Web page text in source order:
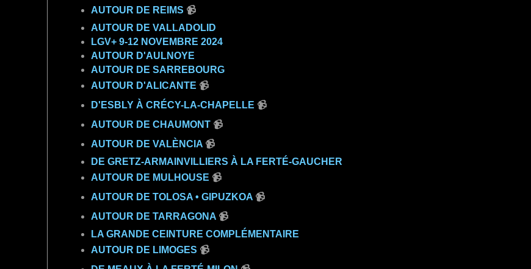
AUTOUR DE REIMS 📹
AUTOUR DE VALLADOLID
LGV+ 9-12 NOVEMBRE 2024
AUTOUR D'AULNOYE
AUTOUR DE SARREBOURG
AUTOUR D'ALICANTE 📹
D'ESBLY À CRÉCY-LA-CHAPELLE 📹
AUTOUR DE CHAUMONT📹
AUTOUR DE VALÈNCIA📹
DE GRETZ-ARMAINVILLIERS À LA FERTÉ-GAUCHER
AUTOUR DE MULHOUSE 📹
AUTOUR DE TOLOSA • GIPUZKOA📹
AUTOUR DE TARRAGONA📹
LA GRANDE CEINTURE COMPLÉMENTAIRE
AUTOUR DE LIMOGES 📹